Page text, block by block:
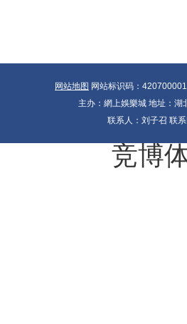
网站地图 网站标识码：
主办：網上娛樂城 地址：
联系人：刘子召 联
竞博